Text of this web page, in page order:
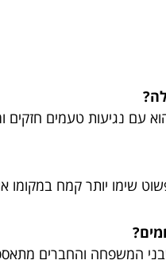
עם נגיעות טעמים
שימו יותר קמח במקומו או
המשפחה והחברים